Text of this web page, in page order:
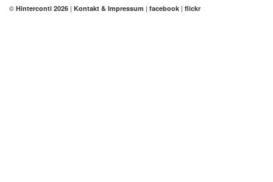
© Hinterconti 2026 | Kontakt & Impressum | facebook | flickr